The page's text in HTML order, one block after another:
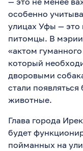
особенно
улицах Уфы —
питомцы. В мэрии
«актом
который
дворовыми
стали
животные.
Глава города
будет
пойманных на